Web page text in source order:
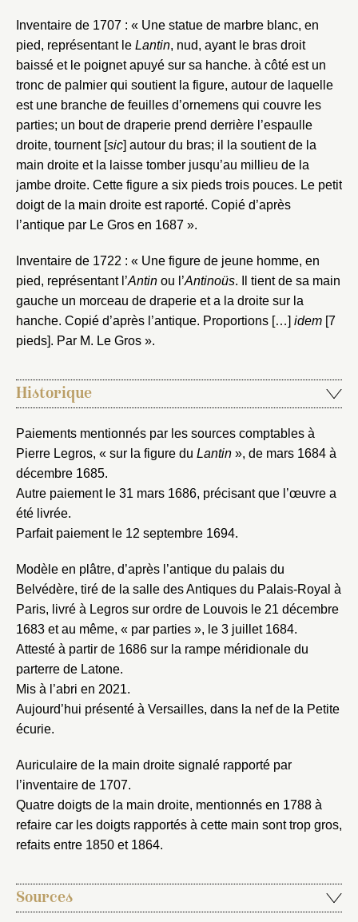
Inventaire de 1707 : « Une statue de marbre blanc, en
pied, représentant le Lantin, nud, ayant le bras droit
baissé et le poignet apuyé sur sa hanche. à côté est un
tronc de palmier qui soutient la figure, autour de laquelle
est une branche de feuilles d’ornemens qui couvre les
parties; un bout de draperie prend derrière l’espaulle
droite, tournent [ sic ] autour du bras; il la soutient de la
main droite et la laisse tomber jusqu’au millieu de la
jambe droite. Cette figure a six pieds trois pouces. Le petit
doigt de la main droite est raporté. Copié d’après
l’antique par Le Gros en 1687 ».
Inventaire de 1722 : « Une figure de jeune homme, en
pied, représentant l’Antin ou l’Antinoüs. Il tient de sa main
gauche un morceau de draperie et a la droite sur la
hanche. Copié d’après l’antique. Proportions […] idem [7
pieds]. Par M. Le Gros ».
Historique
Paiements mentionnés par les sources comptables à
Pierre Legros, « sur la figure du Lantin », de mars 1684 à
décembre 1685.
Autre paiement le 31 mars 1686, précisant que l’œuvre a
été livrée.
Parfait paiement le 12 septembre 1694.
Modèle en plâtre, d’après l’antique du palais du
Belvédère, tiré de la salle des Antiques du Palais-Royal à
Paris, livré à Legros sur ordre de Louvois le 21 décembre
1683 et au même, « par parties », le 3 juillet 1684.
Attesté à partir de 1686 sur la rampe méridionale du
parterre de Latone.
Mis à l’abri en 2021.
Aujourd’hui présenté à Versailles, dans la nef de la Petite
écurie.
Auriculaire de la main droite signalé rapporté par
l’inventaire de 1707.
Quatre doigts de la main droite, mentionnés en 1788 à
refaire car les doigts rapportés à cette main sont trop gros,
refaits entre 1850 et 1864.
Sources
Fermer
Choix du dossier où ajouter la
notice
Valider
Nouveau dossier
Connexion
Mot de passe